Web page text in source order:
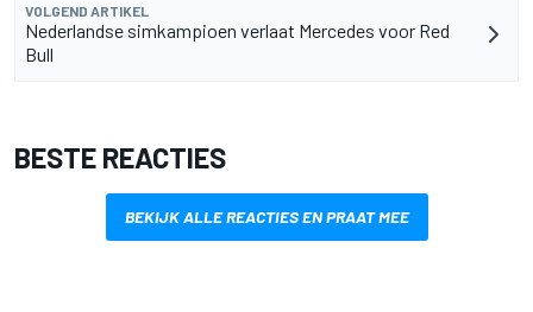
VOLGEND ARTIKEL
Nederlandse simkampioen verlaat Mercedes voor Red
Bull
BESTE REACTIES
BEKIJK ALLE REACTIES EN PRAAT MEE